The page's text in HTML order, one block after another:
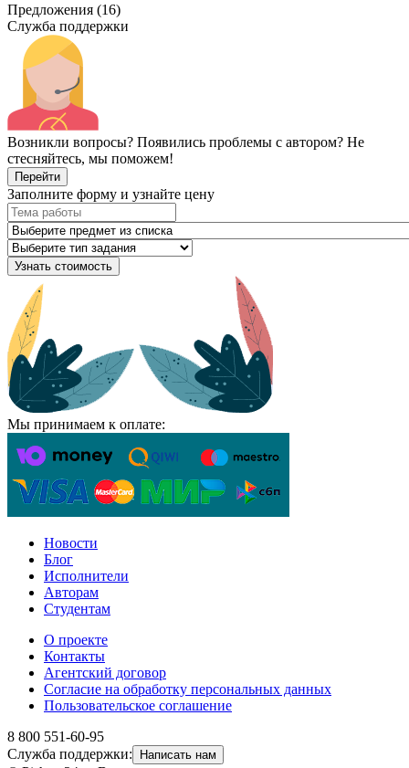
Предложения (16)
Служба поддержки
Возникли вопросы? Появились проблемы с автором? Не
стесняйтесь, мы поможем!
Перейти
Заполните форму и узнайте цену
Узнать стоимость
Мы принимаем к оплате:
Новости
Блог
Исполнители
Авторам
Студентам
О проекте
Контакты
Агентский договор
Согласие на обработку персональных данных
Пользовательское соглашение
8 800 551-60-95
Служба поддержки:
Написать нам